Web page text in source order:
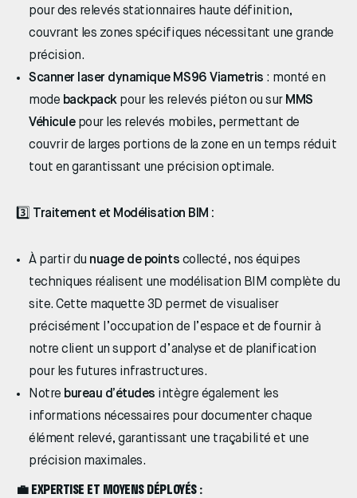
pour des relevés stationnaires haute définition,
couvrant les zones spécifiques nécessitant une grande
précision.
Scanner laser dynamique MS96 Viametris : monté en
mode backpackpour les relevés piéton ou sur MMS
Véhiculepour les relevés mobiles, permettant de
couvrir de larges portions de la zone en un temps réduit
tout en garantissant une précision optimale.
3️⃣ Traitement et Modélisation BIM :
À partir du nuage de points collecté, nos équipes
techniques réalisent une modélisation BIM complète du
site. Cette maquette 3D permet de visualiser
précisément l’occupation de l’espace et de fournir à
notre client un support d’analyse et de planification
pour les futures infrastructures.
Notre bureau d’études intègre également les
informations nécessaires pour documenter chaque
élément relevé, garantissant une traçabilité et une
précision maximales.
💼 EXPERTISE ET MOYENS DÉPLOYÉS :